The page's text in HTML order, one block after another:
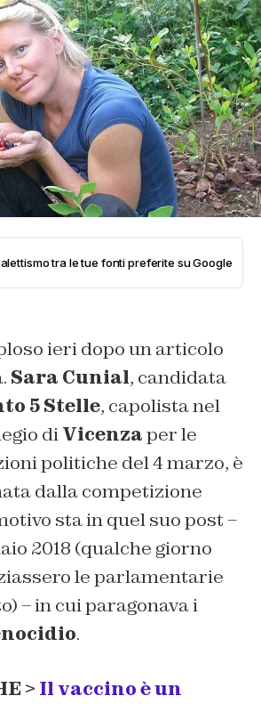
tra le tue fonti preferite su Google
ieri dopo un articolo
Sara Cunial, candidata
5 Stelle, capolista nel
diVicenzaper le
politiche del 4 marzo, è
dalla competizione
sta in quel suo post –
2018 (qualche giorno
le parlamentarie
– in cui paragonava i
.
> Il vaccino è un